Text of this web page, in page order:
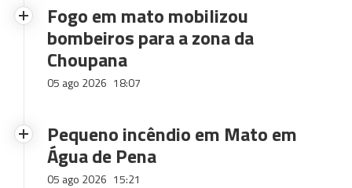
Fogo em mato mobilizou
bombeiros para a zona da
Choupana
05 ago 2026 18:07
Pequeno incêndio em Mato em
Água de Pena
05 ago 2026 15:21